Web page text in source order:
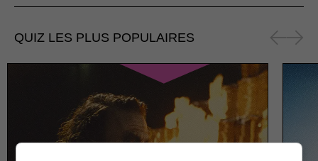
QUIZ LES PLUS POPULAIRES